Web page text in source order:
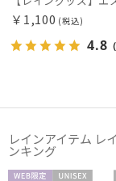
その他
￥1,100 (税込)
4.8
レインアイテム
ンキング